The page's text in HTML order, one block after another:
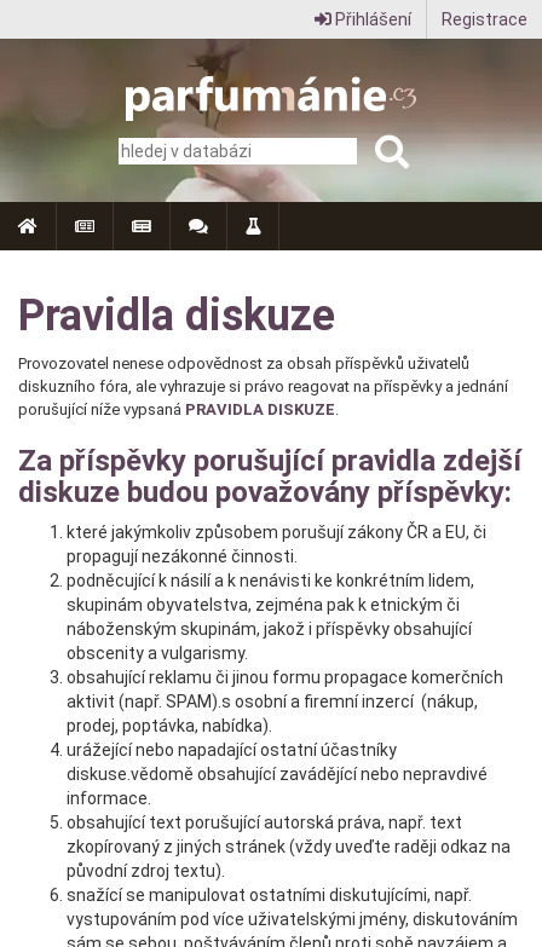
Přihlášení Registrace
Parfumanie.cz
–
vše
o
vůních,
parfémech
a
aromaterapii
Pravidla diskuze
Provozovatel nenese odpovědnost za obsah příspěvků uživatelů
diskuzního fóra, ale vyhrazuje si právo reagovat na příspěvky a jednání
porušující níže vypsaná PRAVIDLA DISKUZE.
Za příspěvky porušující pravidla zdejší
diskuze budou považovány příspěvky:
které jakýmkoliv způsobem porušují zákony ČR a EU, či
propagují nezákonné činnosti.
podněcující k násilí a k nenávisti ke konkrétním lidem,
skupinám obyvatelstva, zejména pak k etnickým či
náboženským skupinám, jakož i příspěvky obsahující
obscenity a vulgarismy.
obsahující reklamu či jinou formu propagace komerčních
aktivit (např. SPAM).s osobní a firemní inzercí (nákup,
prodej, poptávka, nabídka).
urážející nebo napadající ostatní účastníky
diskuse.vědomě obsahující zavádějící nebo nepravdivé
informace.
obsahující text porušující autorská práva, např. text
zkopírovaný z jiných stránek (vždy uveďte raději odkaz na
původní zdroj textu).
snažící se manipulovat ostatními diskutujícími, např.
vystupováním pod více uživatelskými jmény, diskutováním